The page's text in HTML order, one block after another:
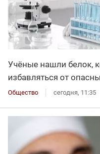
Учёные нашли белок,
избавляться от
Общество сегодня, 11:35